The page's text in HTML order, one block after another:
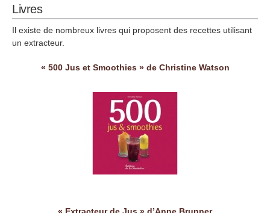
Livres
Il existe de nombreux livres qui proposent des recettes utilisant
un extracteur.
« 500 Jus et Smoothies » de Christine Watson